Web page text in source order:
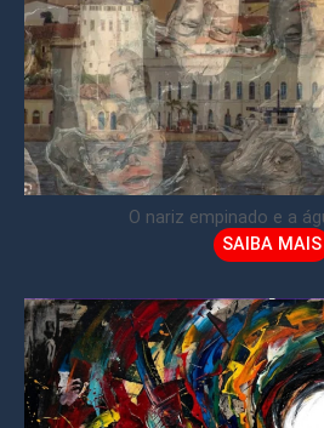
O nariz empinado e a
SAIBA MAIS